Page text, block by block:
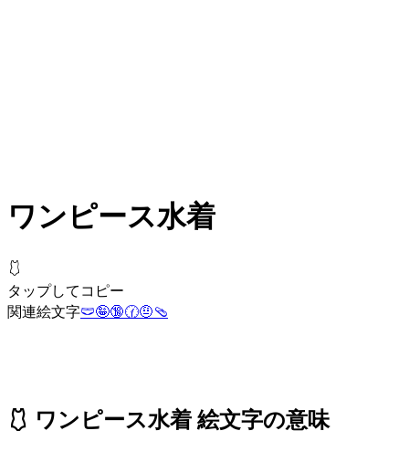
ワンピース水着
🩱
タップしてコピー
関連絵文字🩲🤪🔞🕜🤨🩴
🩱 ワンピース水着 絵文字の意味